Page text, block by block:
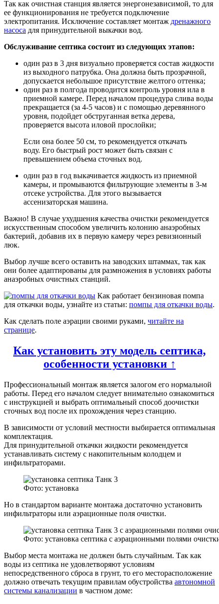
Так как очистная станция является энергонезависимой, то для
ее функционирования не требуется подключение
электропитания. Исключение составляет монтаж дренажного
насоса для принудительной выкачки вод.
Обслуживание септика состоит из следующих этапов:
один раз в 3 дня визуально проверяется состав жидкости
из выходного патрубка. Она должна быть прозрачной,
допускается небольшое присутствие желтого оттенка;
один раз в полгода проводится контроль уровня ила в
приемной камере. Перед началом процедура слива воды
прекращается (за 4-5 часов) и с помощью деревянного
уровня, подойдет обструганная ветка дерева,
проверяется высота иловой прослойки;
Если она более 50 см, то рекомендуется откачать
воду. Его быстрый рост может быть связан с
превышением объема сточных вод.
один раз в год выкачивается жидкость из приемной
камеры, и промываются фильтрующие элементы в 3-м
отсеке устройства. Для этого вызывается
ассенизаторская машина.
Важно! В случае ухудшения качества очистки рекомендуется
искусственным способом увеличить колонию анаэробных
бактерий, добавив их в первую камеру через ревизионный
люк.
Выбор лучше всего оставить на заводских штаммах, так как
они более адаптированы для размножения в условиях работы
анаэробных очистных станций.
Как работает бензиновая помпа
для откачки воды, узнайте из статьи: помпы для откачки воды.
Как сделать поле аэрации своими руками, читайте на
странице.
Как установить эту модель септика,
особенности установки ↑
Профессиональный монтаж является залогом его нормальной
работы. Перед его началом следует внимательно ознакомиться
с инструкцией и выбрать оптимальный способ доочистки
сточных вод после их прохождения через станцию.
В зависимости от условий местности выбирается оптимальная
комплектация.
Для принудительной откачки жидкости рекомендуется
устанавливать систему с накопительным колодцем и
инфильтраторами.
Фото: установка
Но в стандартом варианте монтажа достаточно установить
инфильтраторы или аэрационные поля очистки.
Фото: установка септика с аэрационными полями
Выбор места монтажа не должен быть случайным. Так как
воды из септика не удовлетворяют условиям
непосредственного сброса в грунт, то его месторасположение
должно отвечать текущим правилам обустройства автономной
системы канализации в частном доме: